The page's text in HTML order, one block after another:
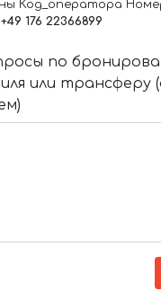
Код_оператора
+49 176 22366899
по
или трансферу